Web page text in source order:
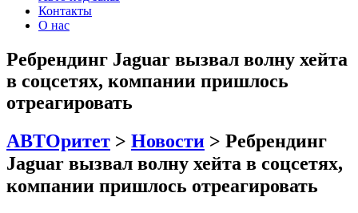
Контакты
О нас
Ребрендинг Jaguar вызвал волну хейта
в соцсетях, компании пришлось
отреагировать
АВТОритет > Новости > Ребрендинг
Jaguar вызвал волну хейта в соцсетях,
компании пришлось отреагировать